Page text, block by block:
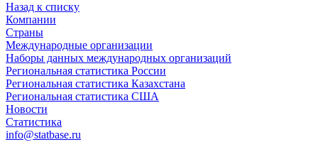
Назад к списку
Компании
Страны
Международные организации
Наборы данных международных организаций
Региональная статистика России
Региональная статистика Казахстана
Региональная статистика США
Новости
Статистика
info@statbase.ru